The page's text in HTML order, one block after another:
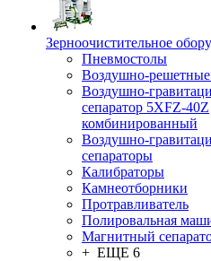
Зерноочистительное
Пневмостолы
Воздушно-решетные
Воздушно-
сепаратор 5XFZ-40Z
комбинированный
Воздушно-
сепараторы
Калибраторы
Камнеотборники
Протравливатель
Полировальная
Магнитный
+ ЕЩЕ 6